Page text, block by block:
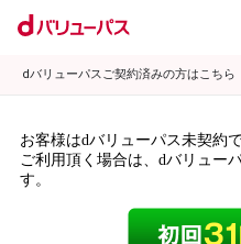
dバリューパスご契約済みの方はこちら
お客様はdバリューパス未契約で
ご利用頂く場合は、dバリュー
す。